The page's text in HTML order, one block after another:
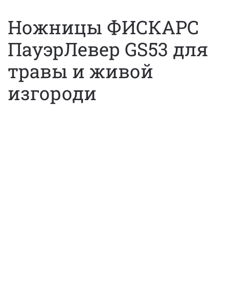
Ножницы ФИСКАРС
ПауэрЛевер GS53 для
травы и живой
изгороди